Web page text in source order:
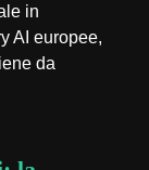
in
AI europee,
da